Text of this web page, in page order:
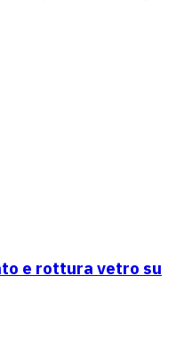
e rottura vetro su